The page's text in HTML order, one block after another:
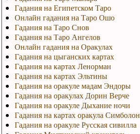
Гадания на Египетском Таро
Онлайн гадания на Таро Ошо
Гадания на Таро Снов
Гадания на Таро Ангелов
Онлайн гадания на Оракулах
Гадания на цыганских картах
Гадания на картах Ленорман
Гадания на картах Эльтины
Гадания на оракуле мадам Эндоры
Гадания на оракулах Дорин Верче
Гадания на оракуле Дыхание ночи
Гадания на картах оракула Симболон
Гадания на оракуле Русская сивилла